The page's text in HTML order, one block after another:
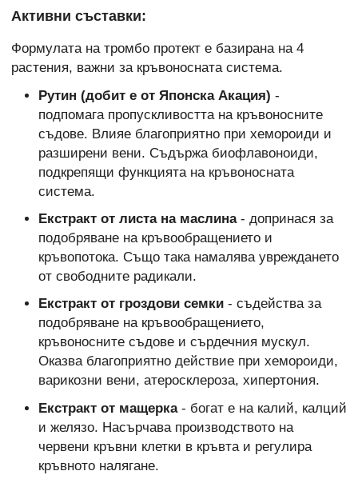
Активни съставки:
Формулата на тромбо протект е базирана на 4
растения, важни за кръвоносната система.
Рутин (добит е от Японска Акация) -
подпомага пропускливостта на кръвоносните
съдове. Влияе благоприятно при хемороиди и
разширени вени. Съдържа биофлавоноиди,
подкрепящи функцията на кръвоносната
система.
Екстракт от листа на маслина- допринася за
подобряване на кръвообращението и
кръвопотока. Също така намалява увреждането
от свободните радикали.
Екстракт от гроздови семки- съдейства за
подобряване на кръвообращението,
кръвоносните съдове и сърдечния мускул.
Оказва благоприятно действие при хемороиди,
варикозни вени, атеросклероза, хипертония.
Екстракт от мащерка- богат е на калий, калций
и желязо. Насърчава производството на
червени кръвни клетки в кръвта и регулира
кръвното налягане.